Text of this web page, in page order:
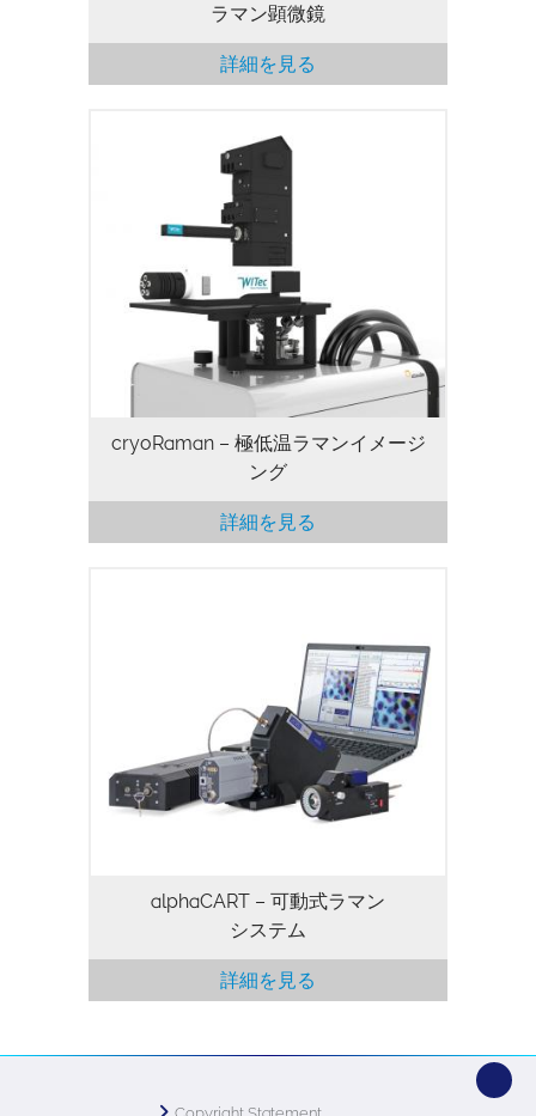
ラマン顕微鏡
詳細を見る
cryoRaman – 極低温ラマンイメージ
ング
詳細を見る
alphaCART – 可動式ラマン
システム
詳細を見る